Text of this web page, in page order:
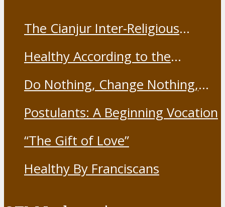
The Cianjur Inter-Religious
19 Vaccine
Healthy According to the
Do Nothing, Change Nothing,
Postulants: A Beginning Vocation
“The Gift of Love”
Healthy By Franciscans